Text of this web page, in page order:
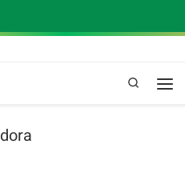
Pesquisa